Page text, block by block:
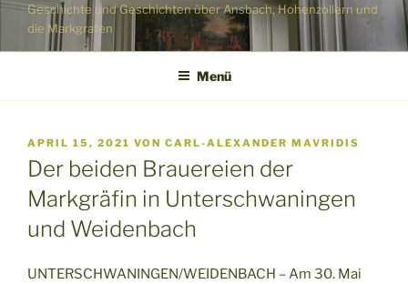
Geschichte und Geschichten über Ansbach, Hohenzollern und
die Markgrafen
Menü
VERÖFFENTLICHT
AM
APRIL 15, 2021 VON CARL-ALEXANDER MAVRIDIS
Der beiden Brauereien der
Markgräfin in Unterschwaningen
und Weidenbach
UNTERSCHWANINGEN/WEIDENBACH – Am 30. Mai